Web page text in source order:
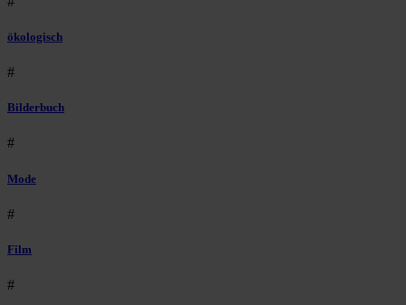
ökologisch
#
Bilderbuch
#
Mode
#
Film
#